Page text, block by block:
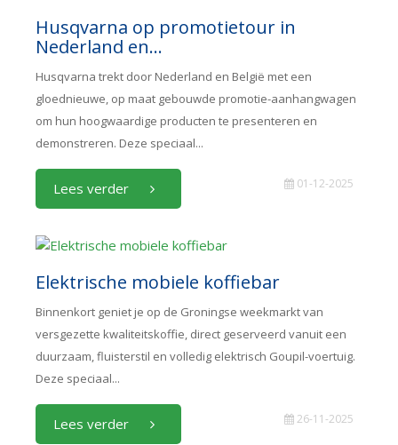
Husqvarna op promotietour in
Nederland en...
Husqvarna trekt door Nederland en België met een
gloednieuwe, op maat gebouwde promotie-aanhangwagen
om hun hoogwaardige producten te presenteren en
demonstreren. Deze speciaal...
Lees verder 01-12-2025
Elektrische mobiele koffiebar
Binnenkort geniet je op de Groningse weekmarkt van
versgezette kwaliteitskoffie, direct geserveerd vanuit een
duurzaam, fluisterstil en volledig elektrisch Goupil-voertuig.
Deze speciaal...
Lees verder 26-11-2025